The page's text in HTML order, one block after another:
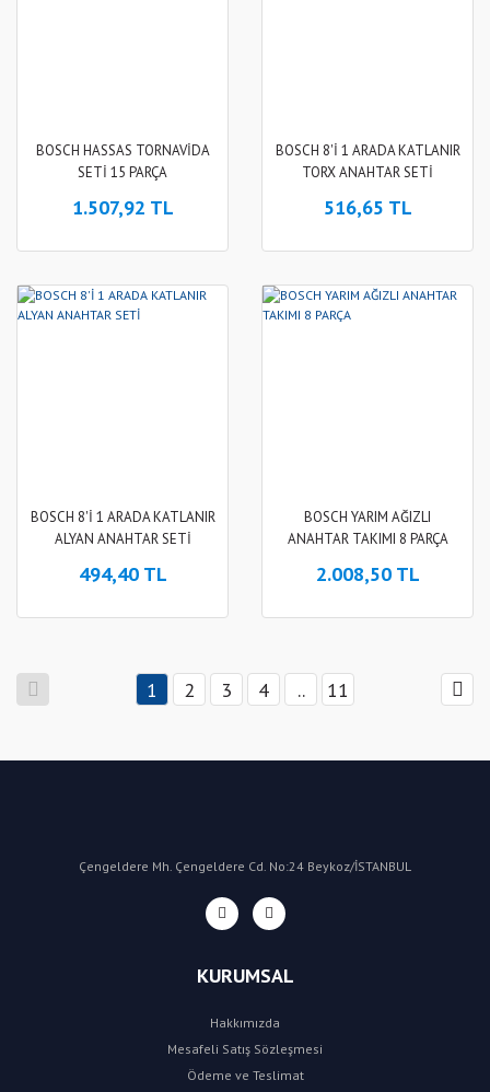
BOSCH HASSAS TORNAVİDA
SETİ 15 PARÇA
1.507,92 TL
BOSCH 8'İ 1 ARADA KATLANIR
TORX ANAHTAR SETİ
516,65 TL
BOSCH 8'İ 1 ARADA KATLANIR
ALYAN ANAHTAR SETİ
494,40 TL
BOSCH YARIM AĞIZLI
ANAHTAR TAKIMI 8 PARÇA
2.008,50 TL
1 2 3 4 .. 11
Çengeldere Mh. Çengeldere Cd. No:24 Beykoz/İSTANBUL
KURUMSAL
Hakkımızda
Mesafeli Satış Sözleşmesi
Ödeme ve Teslimat